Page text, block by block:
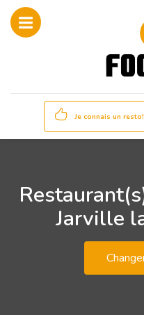
Je connais un resto!
Jarville